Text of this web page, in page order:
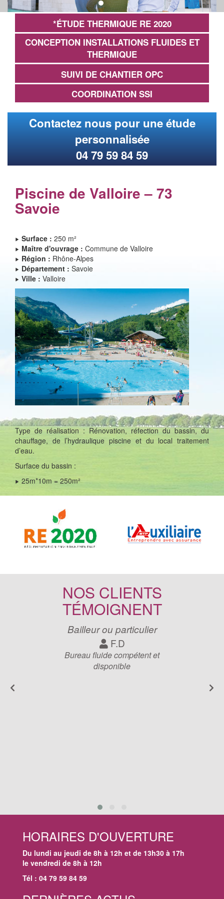
*ÉTUDE THERMIQUE RE 2020
CONCEPTION INSTALLATIONS FLUIDES ET
THERMIQUE
SUIVI DE CHANTIER OPC
COORDINATION SSI
Contactez nous pour une étude
personnalisée
04 79 59 84 59
Piscine de Valloire – 73
Savoie
Surface : 250 m²
Maître d'ouvrage : Commune de Valloire
Région : Rhône-Alpes
Département : Savoie
Ville : Valloire
Type de réalisation : Rénovation, réfection du bassin, du
chauffage, de l’hydraulique piscine et du local traitement
d’eau.
Surface du bassin :
25m*10m = 250m²
NOS CLIENTS
TÉMOIGNENT
Bailleur ou particulier
F.D
Bureau fluide compétent et
disponible
HORAIRES D'OUVERTURE
Du lundi au jeudi de 8h à 12h et de 13h30 à 17h
le vendredi de 8h à 12h
Tél : 04 79 59 84 59